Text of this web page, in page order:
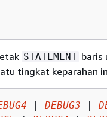
STATEMENT baris
tingkat keparahan
| DEBUG3 |